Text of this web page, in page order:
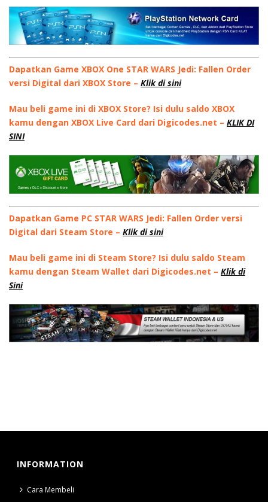
Dapatkan Game XBOX One STAR WARS Jedi: Fallen Order
versi Digital dari XBOX Store – Klik di sini
Mau beli game ini di XBOX Store? Isi dulu saldo XBOX
kamu dengan XBOX Live Card dari Digicodes.net – KLIK DI
SINI
Dapatkan Game PC STAR WARS Jedi: Fallen Order versi
Digital dari Steam Store – Klik di sini
Mau beli game ini di Steam Store? Isi dulu saldo Steam
kamu dengan Steam Wallet dari Digicodes.net – Klik di
Sini
INFORMATION
Cara Membeli